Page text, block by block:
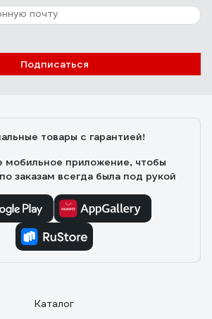
Подписаться
товары с гарантией!
мобильное приложение, чтобы
заказам всегда была под рукой
Каталог